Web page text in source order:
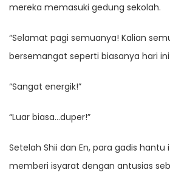
mereka memasuki gedung sekolah.
“Selamat pagi semuanya! Kalian
bersemangat seperti biasanya hari
“Sangat energik!”
“Luar biasa…duper!”
Setelah Shii dan En, para gadis
memberi isyarat dengan antusias